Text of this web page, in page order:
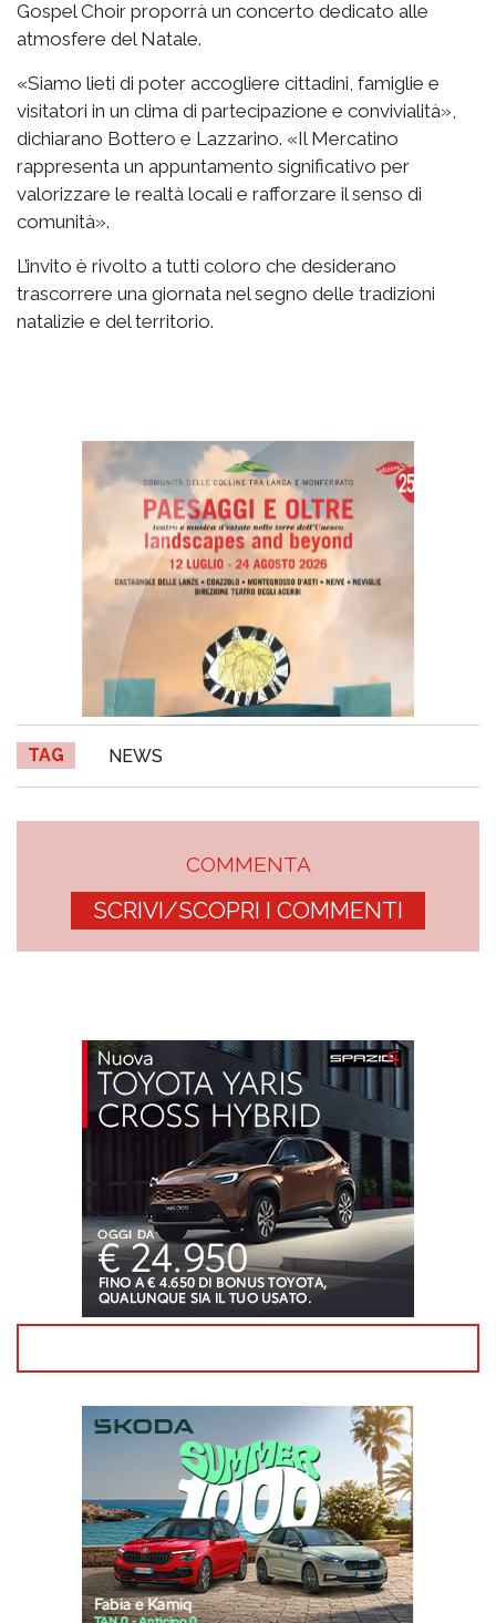
Gospel Choir proporrà un concerto dedicato alle
atmosfere del Natale.
«Siamo lieti di poter accogliere cittadini, famiglie e
visitatori in un clima di partecipazione e convivialità»,
dichiarano Bottero e Lazzarino. «Il Mercatino
rappresenta un appuntamento significativo per
valorizzare le realtà locali e rafforzare il senso di
comunità».
L’invito è rivolto a tutti coloro che desiderano
trascorrere una giornata nel segno delle tradizioni
natalizie e del territorio.
TAG NEWS
COMMENTA
SCRIVI/SCOPRI I COMMENTI